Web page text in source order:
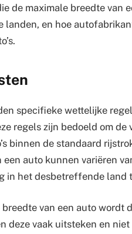
de maximale breedte van
landen, en hoe
specifieke wettelijke
regels zijn bedoeld om
binnen de standaard
een auto kunnen variëren
in het desbetreffende land
van een auto wordt
deze vaak uitsteken en